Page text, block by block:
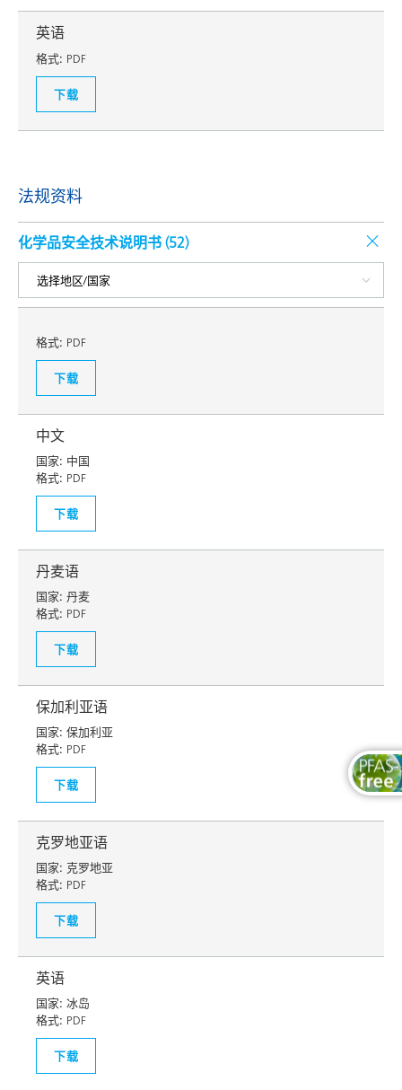
英语
格式: PDF
下载
法规资料
化学品安全技术说明书 (52)
格式: PDF
下载
中文
国家: 中国
格式: PDF
下载
丹麦语
国家: 丹麦
格式: PDF
下载
保加利亚语
国家: 保加利亚
格式: PDF
下载
克罗地亚语
国家: 克罗地亚
格式: PDF
下载
英语
国家: 冰岛
格式: PDF
下载